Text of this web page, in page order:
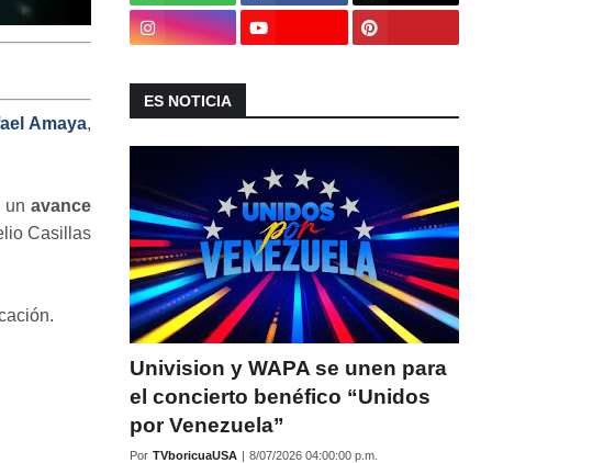
Amaya,
unavance
Casillas
ES NOTICIA
Univision y WAPA se unen para
el concierto benéfico “Unidos
por Venezuela”
Por TVboricuaUSA | 8/07/2026 04:00:00 p.m.